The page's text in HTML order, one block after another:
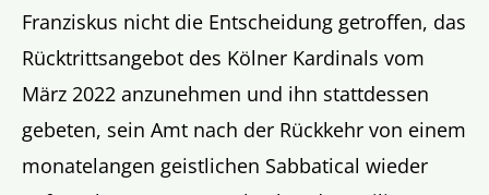
Franziskus nicht die Entscheidung getroffen, das
Rücktrittsangebot des Kölner Kardinals vom
März 2022 anzunehmen und ihn stattdessen
gebeten, sein Amt nach der Rückkehr von einem
monatelangen geistlichen Sabbatical wieder